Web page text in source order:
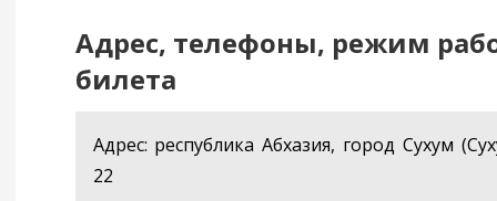
Адрес, телефоны, режим
билета
Адрес: республика Абхазия, город Сухум
22